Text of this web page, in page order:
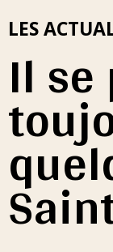
LES
Il